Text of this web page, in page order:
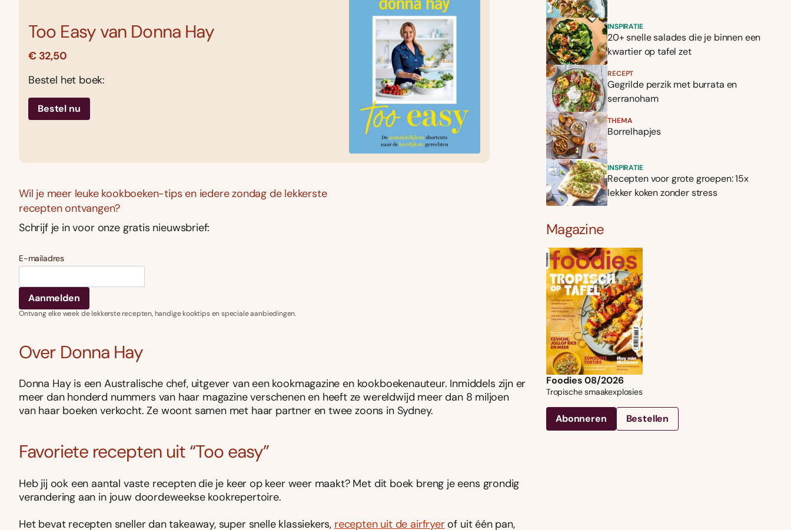
Too Easy van Donna Hay
€ 32,50
Bestel het boek:
Bestel nu
Wil je meer leuke kookboeken-tips en iedere zondag de lekkerste
recepten ontvangen?
Schrijf je in voor onze gratis nieuwsbrief:
E-mailadres
Ontvang elke week de lekkerste recepten, handige kooktips en speciale aanbiedingen.
Over Donna Hay
Donna Hay is een Australische chef, uitgever van een kookmagazine en kookboekenauteur. Inmiddels zijn er
meer dan honderd nummers van haar magazine verschenen en heeft ze wereldwijd meer dan 8 miljoen
van haar boeken verkocht. Ze woont samen met haar partner en twee zoons in Sydney.
Favoriete recepten uit “Too easy”
Heb jij ook een aantal vaste recepten die je keer op keer weer maakt? Met dit boek breng je eens grondig
verandering aan in jouw doordeweekse kookrepertoire.
Het bevat recepten sneller dan takeaway, super snelle klassiekers, recepten uit de airfryerof uit één pan,
INSPIRATIE
20+ snelle salades die je binnen een
kwartier op tafel zet
RECEPT
Gegrilde perzik met burrata en
serranoham
THEMA
Borrelhapjes
INSPIRATIE
Recepten voor grote groepen: 15x
lekker koken zonder stress
Magazine
Foodies 08/2026
Tropische smaakexplosies
Abonneren Bestellen